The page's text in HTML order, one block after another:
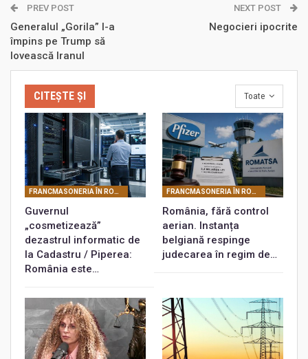
PREV POST
Generalul „Gorila” l-a
împins pe Trump să
lovească Iranul
NEXT POST
Negocieri ipocrite
Toate
CITEȘTE ȘI
FRANCMASONERIA ÎN ROMÂNIA
Guvernul
„cosmetizează”
dezastrul informatic de
la Cadastru / Piperea:
România este…
FRANCMASONERIA ÎN ROMÂNIA
România, fără control
aerian. Instanța
belgiană respinge
judecarea în regim de…